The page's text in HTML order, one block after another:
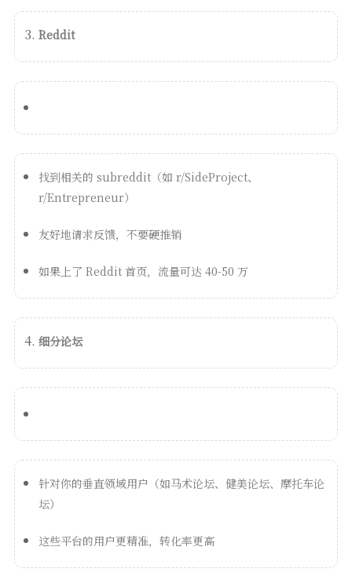
Reddit
找到相关的 subreddit（如 r/SideProject、
r/Entrepreneur）
友好地请求反馈，不要硬推销
如果上了 Reddit 首页，流量可达 40-50 万
细分论坛
针对你的垂直领域用户（如马术论坛、健美论坛、摩托车论
坛）
这些平台的用户更精准，转化率更高